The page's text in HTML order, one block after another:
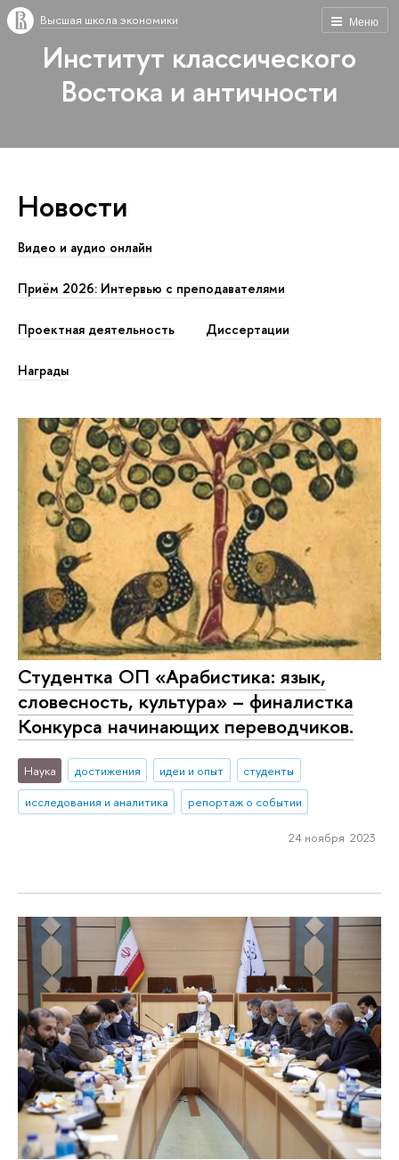
Меню
Высшая школа экономики
Институт классического
Востока и античности
Новости
Видео и аудио онлайн
Приём 2026: Интервью с преподавателями
Проектная деятельность Диссертации
Награды
Студентка ОП «Арабистика: язык,
словесность, культура» – финалистка
Конкурса начинающих переводчиков.
Наука достижения идеи и опыт
студенты
исследования и аналитика
репортаж о событии
24 ноября 2023